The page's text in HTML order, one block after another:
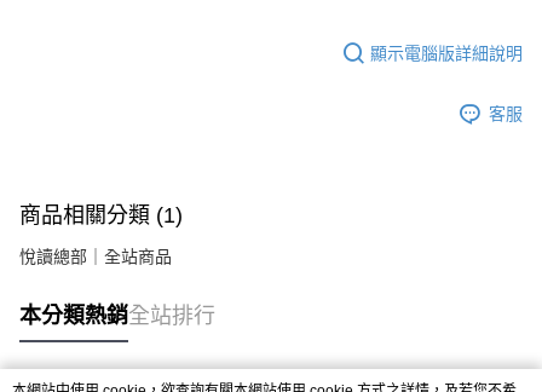
顯示電腦版詳細說明
客服
商品相關分類 (1)
悅讀總部｜全站商品
本分類熱銷全站排行